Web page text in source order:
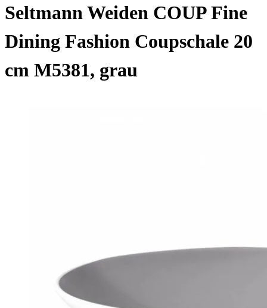
Seltmann Weiden COUP Fine
Dining Fashion Coupschale 20
cm M5381, grau